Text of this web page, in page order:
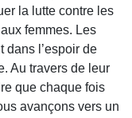
la lutte contre les
femmes. Les
dans l’espoir de
Au travers de leur
que chaque fois
avançons vers un